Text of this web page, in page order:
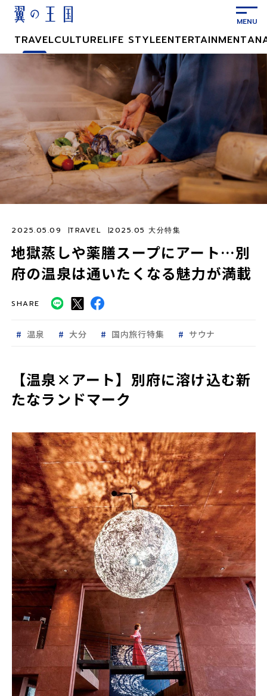
ツ
に
ス
キ
ッ
プ
TRAVELCULTURELIFE STYLEENTERTAINMENT
地獄蒸しや薬膳スープにアート…別
府の温泉は通いたくなる魅力が満載
2025.05.09 TRAVEL 2025.05 大分特集
SHARE
温泉 大分 国内旅行特集 サウナ
【温泉×アート】別府に溶け込む新
たなランドマーク